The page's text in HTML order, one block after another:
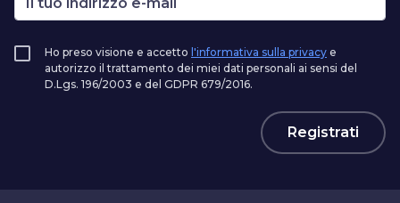
Ho preso visione e accetto l'informativa sulla privacy e
autorizzo il trattamento dei miei dati personali ai sensi del
D.Lgs. 196/2003 e del GDPR 679/2016.
Registrati